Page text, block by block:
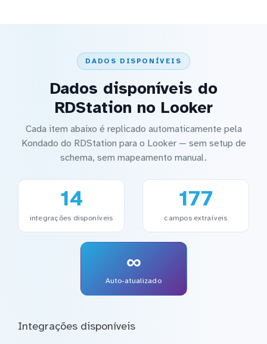
DADOS DISPONÍVEIS
Dados disponíveis do
RDStation no Looker
Cada item abaixo é replicado automaticamente pela
Kondado do RDStation para o Looker — sem setup de
schema, sem mapeamento manual.
14
integrações disponíveis
177
campos extraíveis
∞
Auto-atualizado
Integrações disponíveis